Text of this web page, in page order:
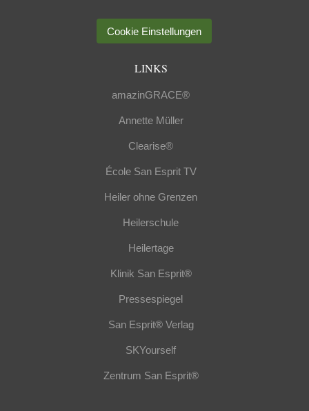
Cookie Einstellungen
LINKS
amazinGRACE®
Annette Müller
Clearise®
École San Esprit TV
Heiler ohne Grenzen
Heilerschule
Heilertage
Klinik San Esprit®
Pressespiegel
San Esprit® Verlag
SKYourself
Zentrum San Esprit®